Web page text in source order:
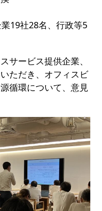
19社28名、行政等5
サービス提供企業、
ただき、オフィスビ
循環について、意見